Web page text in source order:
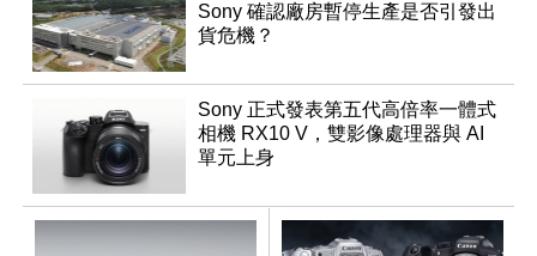
Sony 確認廠房暫停生產是否引發出
貨危機？
Sony 正式發表第五代高倍率一體式
相機 RX10 V，雙影像處理器與 AI
單元上身